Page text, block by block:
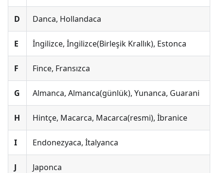
D Danca, Hollandaca
E İngilizce, İngilizce(Birleşik Krallık), Estonca
F Fince, Fransızca
G Almanca, Almanca(günlük), Yunanca, Guarani
H Hintçe, Macarca, Macarca(resmi), İbranice
I Endonezyaca, İtalyanca
J Japonca